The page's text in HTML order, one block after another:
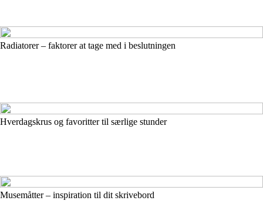
Radiatorer – faktorer at tage med i beslutningen
Hverdagskrus og favoritter til særlige stunder
Musemåtter – inspiration til dit skrivebord